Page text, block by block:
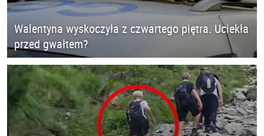
Walentyna wyskoczyła z czwartego piętra. Uciekła
przed gwałtem?